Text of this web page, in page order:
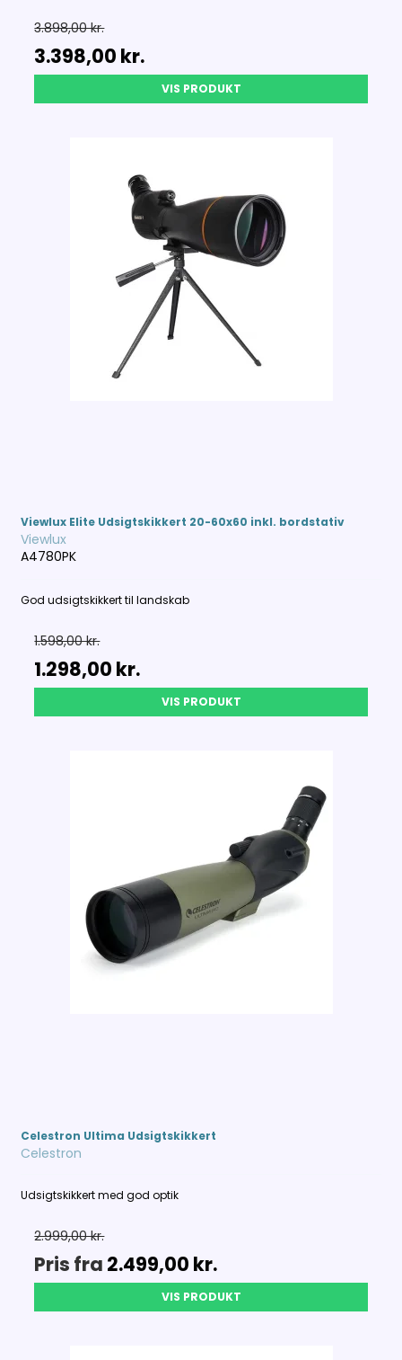
3.898,00 kr.
3.398,00 kr.
VIS PRODUKT
Viewlux Elite Udsigtskikkert 20-60x60 inkl. bordstativ
Viewlux
A4780PK
God udsigtskikkert til landskab
1.598,00 kr.
1.298,00 kr.
VIS PRODUKT
Celestron Ultima Udsigtskikkert
Celestron
Udsigtskikkert med god optik
2.999,00 kr.
Pris fra 2.499,00 kr.
VIS PRODUKT